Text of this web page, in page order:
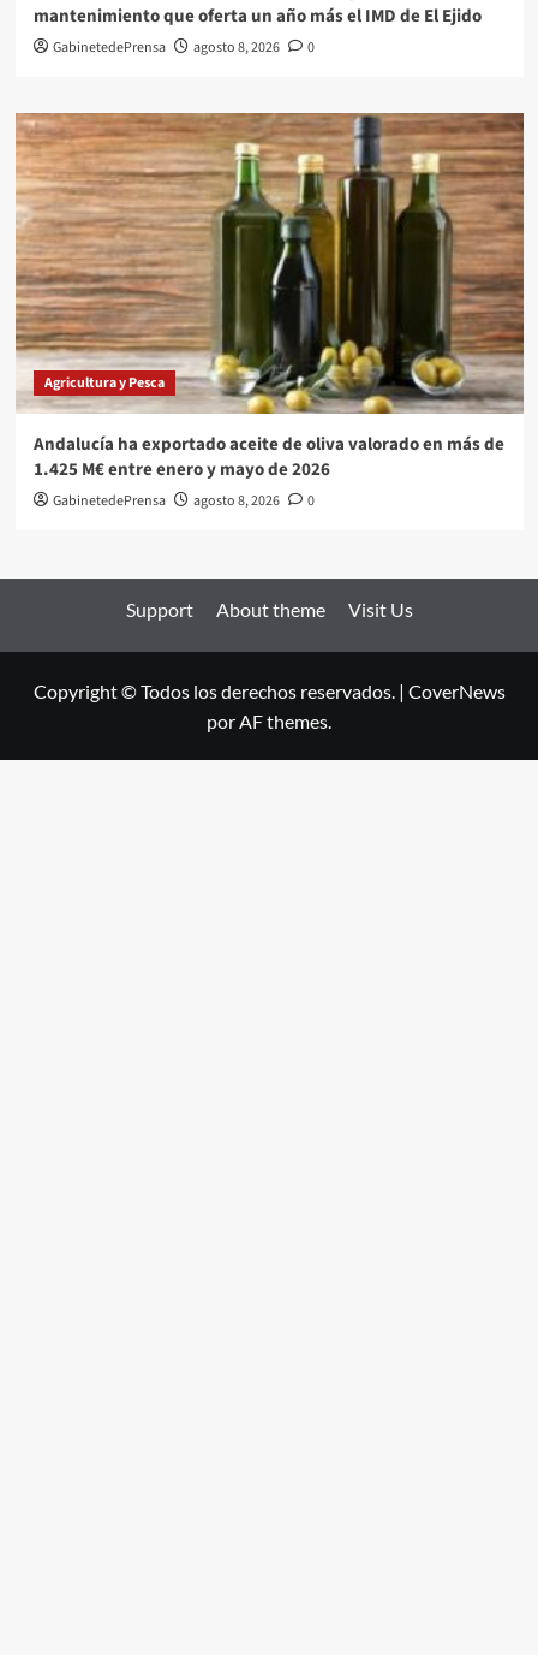
mantenimiento que oferta un año más el IMD de El Ejido
GabinetedePrensa agosto 8, 2026 0
Agricultura y Pesca
Andalucía ha exportado aceite de oliva valorado en más de
1.425 M€ entre enero y mayo de 2026
GabinetedePrensa agosto 8, 2026 0
Support About theme Visit Us
Copyright © Todos los derechos reservados. | CoverNews
por AF themes.